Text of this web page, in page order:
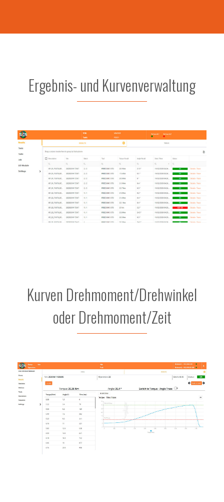
Ergebnis- und Kurvenverwaltung
Kurven Drehmoment/Drehwinkel
oder Drehmoment/Zeit